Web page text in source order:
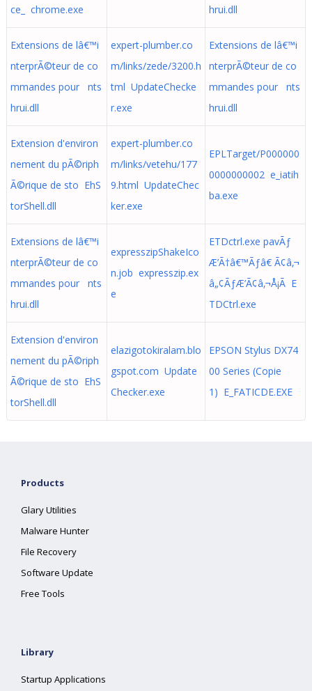
ce_ chrome.exe
hrui.dll
Extensions de lâ€™i
nterprÃ©teur de co
mmandes pour nts
hrui.dll
expert-plumber.co
m/links/zede/3200.h
tml UpdateChecke
r.exe
Extensions de lâ€™i
nterprÃ©teur de co
mmandes pour nts
hrui.dll
Extension d'environ
nement du pÃ©riph
Ã©rique de sto EhS
torShell.dll
expert-plumber.co
m/links/vetehu/177
9.html UpdateChec
ker.exe
EPLTarget/P000000
0000000002 e_iatih
ba.exe
Extensions de lâ€™i
nterprÃ©teur de co
mmandes pour nts
hrui.dll
expresszipShakeIco
n.job expresszip.ex
e
ETDctrl.exe pavÃƒ
Æ’Ã†â€™Ãƒâ€ Ã¢â‚¬
â„¢ÃƒÆ’Ã¢â‚¬Å¡Ã E
TDCtrl.exe
Extension d'environ
nement du pÃ©riph
Ã©rique de sto EhS
torShell.dll
elazigotokiralam.blo
gspot.com Update
Checker.exe
EPSON Stylus DX74
00 Series (Copie
1) E_FATICDE.EXE
Products
Glary Utilities
Malware Hunter
File Recovery
Software Update
Free Tools
Library
Startup Applications